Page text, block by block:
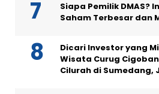
Siapa Pemilik DMAS?
Saham Terbesar dan
Dicari Investor yang
Wisata Curug
Cilurah di Sumedang,